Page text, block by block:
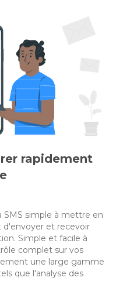
rapidement
SMS simple à mettre en
d'envoyer et recevoir
Simple et facile à
complet sur vos
une large gamme
que l'analyse des